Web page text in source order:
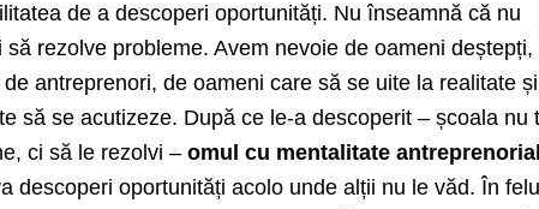
de a descoperi oportunități. Nu înseamnă că nu
rezolve probleme. Avem nevoie de oameni deștepți,
antreprenori, de oameni care să se uite la realitate
să se acutizeze. După ce le-a descoperit – școala nu
ci să le rezolvi –omul cu mentalitate
descoperi oportunități acolo unde alții nu le văd. În felul